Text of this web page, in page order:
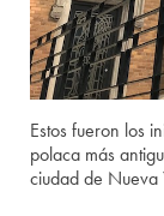
Estos fueron los
polaca más
ciudad de Nueva